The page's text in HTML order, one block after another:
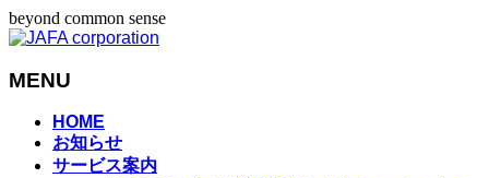
beyond common sense
MENU
HOME
お知らせ
サービス案内